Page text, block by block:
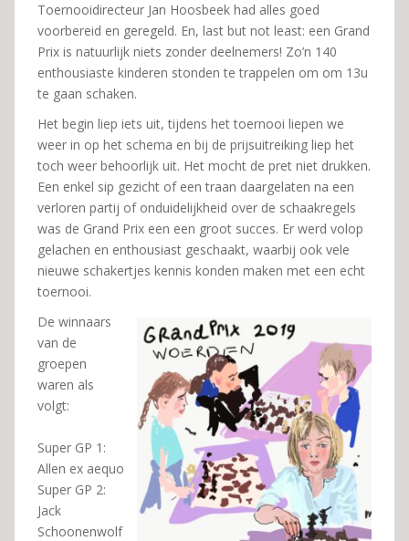
Toernooidirecteur Jan Hoosbeek had alles goed
voorbereid en geregeld. En, last but not least: een Grand
Prix is natuurlijk niets zonder deelnemers! Zo’n 140
enthousiaste kinderen stonden te trappelen om om 13u
te gaan schaken.
Het begin liep iets uit, tijdens het toernooi liepen we
weer in op het schema en bij de prijsuitreiking liep het
toch weer behoorlijk uit. Het mocht de pret niet drukken.
Een enkel sip gezicht of een traan daargelaten na een
verloren partij of onduidelijkheid over de schaakregels
was de Grand Prix een een groot succes. Er werd volop
gelachen en enthousiast geschaakt, waarbij ook vele
nieuwe schakertjes kennis konden maken met een echt
toernooi.
De winnaars
van de
groepen
waren als
volgt:
Super GP 1:
Allen ex aequo
Super GP 2:
Jack
Schoonenwolf